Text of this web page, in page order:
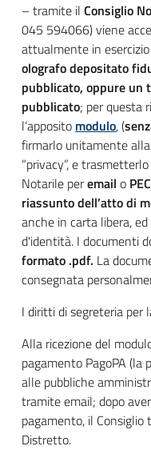
– tramite il Consiglio
045 594066) viene
attualmente in
olografo depositato
pubblicato, oppure un
pubblicato; per questa
l’apposito modulo, (
firmarlo unitamente
“privacy”, e
Notarile peremail o PEC
riassunto dell’atto di
anche in carta libera,
d'identità. I documenti
formato .pdf. La
consegnata
I diritti di segreteria per
Alla ricezione del
pagamento PagoPA
alle pubbliche
tramite email; dopo
pagamento, il
Distretto.